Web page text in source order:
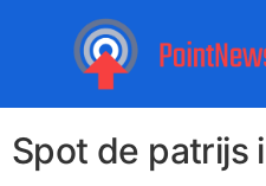
Spot de patrijs